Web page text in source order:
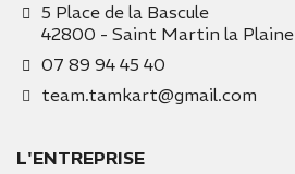
5 Place de la Bascule
42800 - Saint Martin la Plaine
07 89 94 45 40
team.tamkart@gmail.com
L'ENTREPRISE